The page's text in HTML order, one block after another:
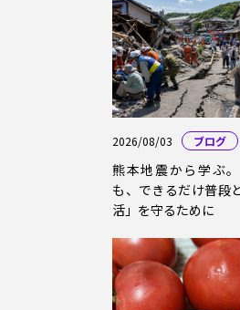
2026/08/03 ブログ
熊本地震から学ぶ
も、できるだけ普段
活」を守るために